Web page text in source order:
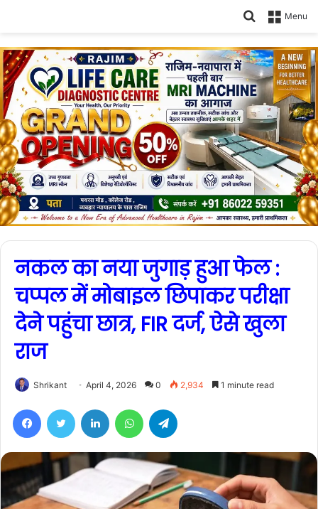
Menu
Search
नकल का नया जुगाड़ हुआ फेल :
चप्पल में मोबाइल छिपाकर परीक्षा
देने पहुंचा छात्र, FIR दर्ज, ऐसे खुला
राज
Shrikant April 4, 2026 0 2,934 1 minute read